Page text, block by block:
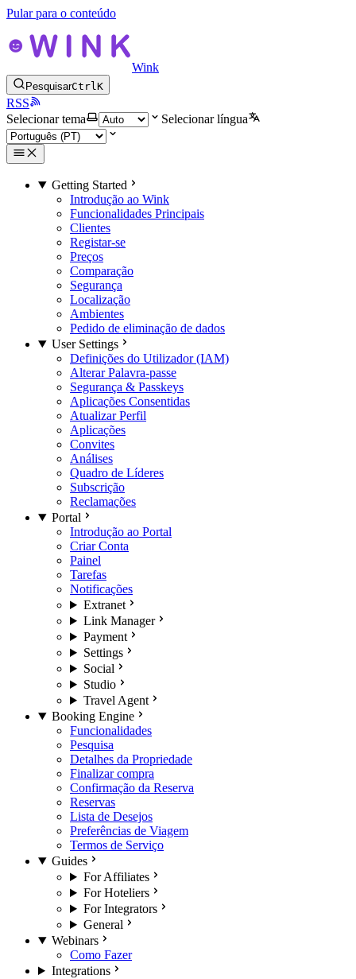
Pular para o conteúdo
Wink
PesquisarCtrlK
RSS
Selecionar tema
Selecionar língua
Getting Started
Introdução ao Wink
Funcionalidades Principais
Clientes
Registar-se
Preços
Comparação
Segurança
Localização
Ambientes
Pedido de eliminação de dados
User Settings
Definições do Utilizador (IAM)
Alterar Palavra-passe
Segurança & Passkeys
Aplicações Consentidas
Atualizar Perfil
Aplicações
Convites
Análises
Quadro de Líderes
Subscrição
Reclamações
Portal
Introdução ao Portal
Criar Conta
Painel
Tarefas
Notificações
Extranet
Link Manager
Payment
Settings
Social
Studio
Travel Agent
Booking Engine
Funcionalidades
Pesquisa
Detalhes da Propriedade
Finalizar compra
Confirmação da Reserva
Reservas
Lista de Desejos
Preferências de Viagem
Termos de Serviço
Guides
For Affiliates
For Hoteliers
For Integrators
General
Webinars
Como Fazer
Integrations